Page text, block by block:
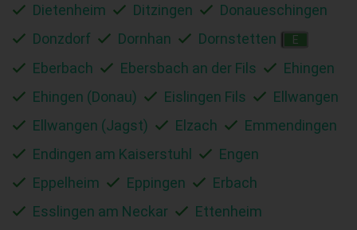
Dietenheim Ditzingen
Donaueschingen
Donzdorf
Dornhan Dornstetten E
Eberbach Ebersbach an der Fils
Ehingen
Ehingen (Donau)
Eislingen Fils
Ellwangen
Ellwangen (Jagst)
Elzach
Emmendingen
Endingen am Kaiserstuhl
Engen
Eppelheim
Eppingen
Erbach
Esslingen am Neckar
Ettenheim